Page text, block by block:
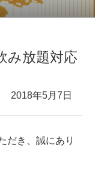
み放題対応
2018年5月7日
だき、誠にあり